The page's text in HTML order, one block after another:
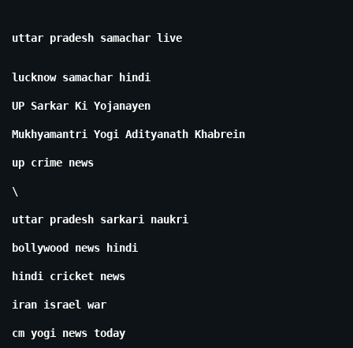
uttar pradesh samachar live
lucknow samachar hindi
UP Sarkar Ki Yojanayen
Mukhyamantri Yogi Adityanath Khabrein
up crime news
\
uttar pradesh sarkari naukri
bollywood news hindi
hindi cricket news
iran israel war
cm yogi news today